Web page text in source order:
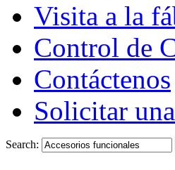
Visita a la
Control de
Contáctenos
Solicitar
Search: